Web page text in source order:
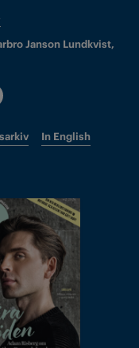
Janson Lundkvist,
In English